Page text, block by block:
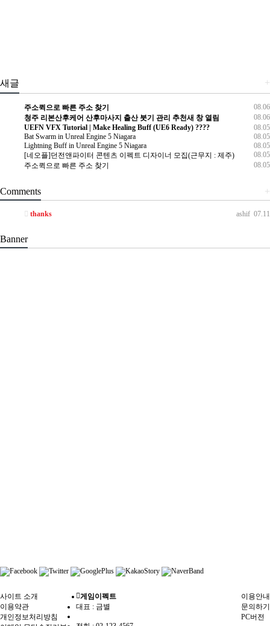
+
새글
08.06
주소퀵으로 빠른 주소 찾기
08.06
청주 리본산후케어 산후마사지 출산 붓기 관리 추천새 창 열림
08.05
UEFN VFX Tutorial | Make Healing Buff (UE6 Ready) ????
08.05
Bat Swarm in Unreal Engine 5 Niagara
08.05
Lightning Buff in Unreal Engine 5 Niagara
08.05
[네오플]던전앤파이터 콘텐츠 이펙트 디자이너 모집(근무지 : 제주)
08.05
주소퀵으로 빠른 주소 찾기
+
Comments
ashif 07.11
thanks
Banner
사이트 소개
이용약관
개인정보처리방침
이용안내
문의하기
PC버전
게임이펙트
대표 : 금별